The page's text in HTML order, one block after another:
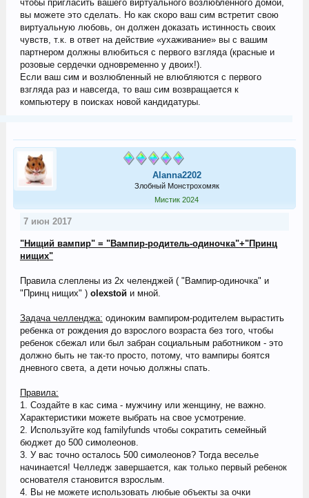
чтобы пригласить вашего виртуального возлюбленного домой,
вы можете это сделать. Но как скоро ваш сим встретит свою
виртуальную любовь, он должен доказать истинность своих
чувств, т.к. в ответ на действие «ухаживание» вы с вашим
партнером должны влюбиться с первого взгляда (красные и
розовые сердечки одновременно у двоих!).
Если ваш сим и возлюбленный не влюбляются с первого
взгляда раз и навсегда, то ваш сим возвращается к
компьютеру в поисках новой кандидатуры.
Alanna2202
Злобный Монстрохомяк
Мистик 2024
7 июн 2017
"Нищий вампир" = "Вампир-родитель-одиночка"+"Принц
нищих"
Правила слеплены из 2х челенджей ( "Вампир-одиночка" и
"Принц нищих" ) olexstой и мной.
Задача челленджа: одиноким вампиром-родителем вырастить
ребенка от рождения до взрослого возраста без того, чтобы
ребенок сбежал или был забран социальным работником - это
должно быть не так-то просто, потому, что вампиры боятся
дневного света, а дети ночью должны спать.
Правила:
1. Создайте в кас сима - мужчину или женщину, не важно.
Характеристики можете выбрать на свое усмотрение.
2. Используйте код familyfunds чтобы сократить семейный
бюджет до 500 симолеонов.
3. У вас точно осталось 500 симолеонов? Тогда веселье
начинается! Челледж завершается, как только первый ребенок
основателя становится взрослым.
4. Вы не можете использовать любые объекты за очки